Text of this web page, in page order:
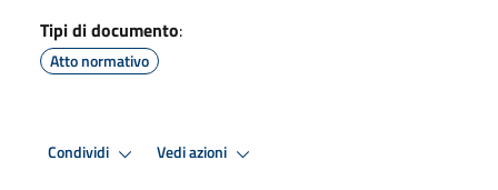
Tipi di documento:
Atto normativo
Condividi Vedi azioni